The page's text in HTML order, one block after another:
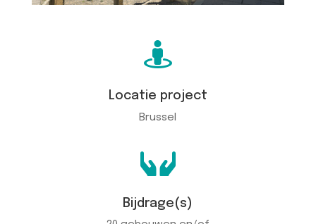

Locatie project
Brussel

Bijdrage(s)